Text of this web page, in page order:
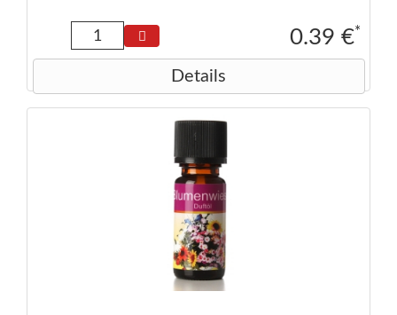
Zusatzinformationen: Von Natur aus laktosefrei, glutenfrei
und vegan.
0.39 €*
Details